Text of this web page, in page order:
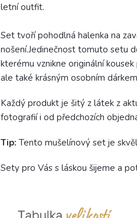
letní outfit.
Set tvoří pohodlná halenka na
nošení.Jedinečnost tomuto setu
kterému vznikne originální
ale také krásným osobním
Každý produkt je šitý z látek z
fotografií i od předchozích
Tip: Tento mušelínový set je
Sety pro Vás s láskou šijeme a